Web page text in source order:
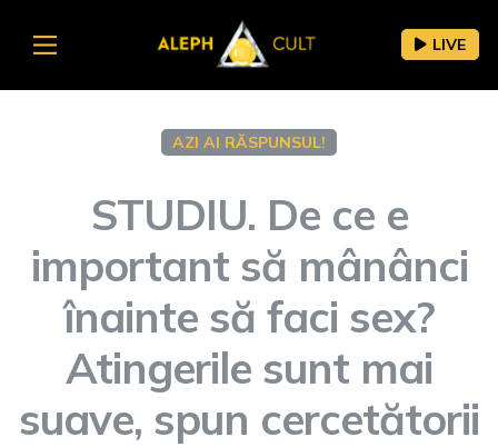
LIVE
AZI AI RĂSPUNSUL!
STUDIU. De ce e
important să mânânci
înainte să faci sex?
Atingerile sunt mai
suave, spun cercetătorii